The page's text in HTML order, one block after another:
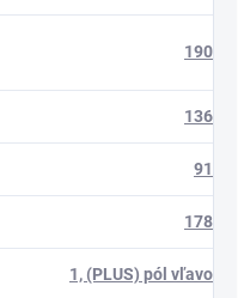
190
136
91
178
1, (PLUS) pól vľavo